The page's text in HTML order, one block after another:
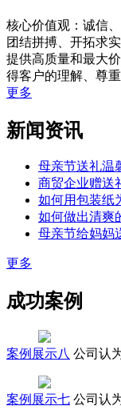
核心价值观：诚信
团结拼搏、开拓求
提供高质量和最大
得客户的理解、尊
更多
新闻资讯
母亲节送礼温
商贸企业赠送
如何用包装纸
如何做出清爽
母亲节给妈妈
更多
成功案例
案例展示八 公司认
案例展示七 公司认